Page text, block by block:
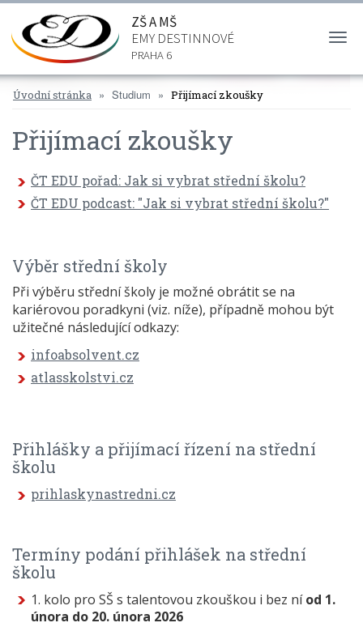
ZŠ A MŠ
EMY DESTINNOVÉ
PRAHA 6
Úvodní stránka Studium Přijímací zkoušky
Přijímací zkoušky
ČT EDU pořad: Jak si vybrat střední školu?
ČT EDU podcast: "Jak si vybrat střední školu?"
Výběr střední školy
Při výběru střední školy je možné obrátit se na
kariérovou poradkyni (viz. níže), případně mohou být
užitečné následující odkazy:
infoabsolvent.cz
atlasskolstvi.cz
Přihlášky a přijímací řízení na střední
školu
prihlaskynastredni.cz
Termíny podání přihlášek na střední
školu
1. kolo pro SŠ s talentovou zkouškou i bez níod 1.
února do 20. února 2026